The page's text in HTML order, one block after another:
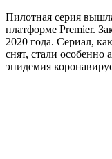
Пилотная серия
платформе Premier.
2020 года. Сериал,
снят, стали
эпидемия